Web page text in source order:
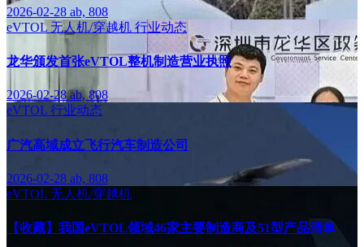
2026-02-28 ab, 808
eVTOL 无人机/穿越机 行业动态
龙华颁发首张eVTOL整机制造营业执照
2026-02-28ab, 808
eVTOL 行业动态
广汽高域成立飞行汽车制造公司
2026-02-28 ab, 808
eVTOL 无人机/穿越机
【收藏】我国eVTOL领域46家主要制造商及51型产品清单